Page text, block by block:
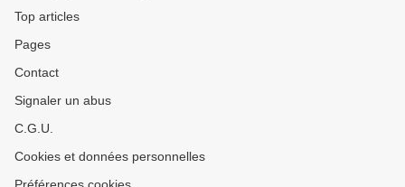
Top articles
Pages
Contact
Signaler un abus
C.G.U.
Cookies et données personnelles